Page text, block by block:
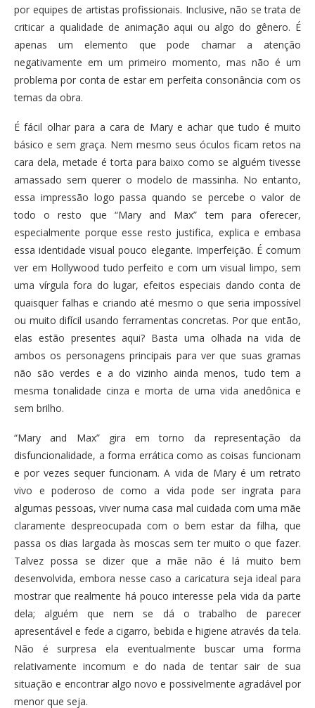
por equipes de artistas profissionais. Inclusive, não se trata de
criticar a qualidade de animação aqui ou algo do gênero. É
apenas um elemento que pode chamar a atenção
negativamente em um primeiro momento, mas não é um
problema por conta de estar em perfeita consonância com os
temas da obra.
É fácil olhar para a cara de Mary e achar que tudo é muito
básico e sem graça. Nem mesmo seus óculos ficam retos na
cara dela, metade é torta para baixo como se alguém tivesse
amassado sem querer o modelo de massinha. No entanto,
essa impressão logo passa quando se percebe o valor de
todo o resto que “Mary and Max” tem para oferecer,
especialmente porque esse resto justifica, explica e embasa
essa identidade visual pouco elegante. Imperfeição. É comum
ver em Hollywood tudo perfeito e com um visual limpo, sem
uma vírgula fora do lugar, efeitos especiais dando conta de
quaisquer falhas e criando até mesmo o que seria impossível
ou muito difícil usando ferramentas concretas. Por que então,
elas estão presentes aqui? Basta uma olhada na vida de
ambos os personagens principais para ver que suas gramas
não são verdes e a do vizinho ainda menos, tudo tem a
mesma tonalidade cinza e morta de uma vida anedônica e
sem brilho.
“Mary and Max” gira em torno da representação da
disfuncionalidade, a forma errática como as coisas funcionam
e por vezes sequer funcionam. A vida de Mary é um retrato
vivo e poderoso de como a vida pode ser ingrata para
algumas pessoas, viver numa casa mal cuidada com uma mãe
claramente despreocupada com o bem estar da filha, que
passa os dias largada às moscas sem ter muito o que fazer.
Talvez possa se dizer que a mãe não é lá muito bem
desenvolvida, embora nesse caso a caricatura seja ideal para
mostrar que realmente há pouco interesse pela vida da parte
dela; alguém que nem se dá o trabalho de parecer
apresentável e fede a cigarro, bebida e higiene através da tela.
Não é surpresa ela eventualmente buscar uma forma
relativamente incomum e do nada de tentar sair de sua
situação e encontrar algo novo e possivelmente agradável por
menor que seja.